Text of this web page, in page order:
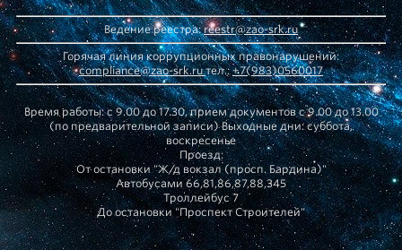
Ведение реестра:reestr@zao-srk.ru
Горячая линия коррупционных правонарушений:
compliance@zao-srk.ruтел.:+7(983)0560017
Время работы: с 9.00 до 17.30, прием документов с 9.00 до 13.00
(по предварительной записи) Выходные дни: суббота,
воскресенье
Проезд:
От остановки "Ж/д вокзал (просп. Бардина)"
Автобусами 66,81,86,87,88,345
Троллейбус 7
До остановки "Проспект Строителей"